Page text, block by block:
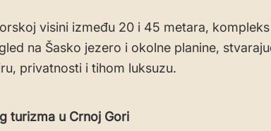
visini između 20 i 45 metara, kompleks
na Šasko jezero i okolne planine,
privatnosti i tihom luksuzu.
turizma u Crnoj Gori